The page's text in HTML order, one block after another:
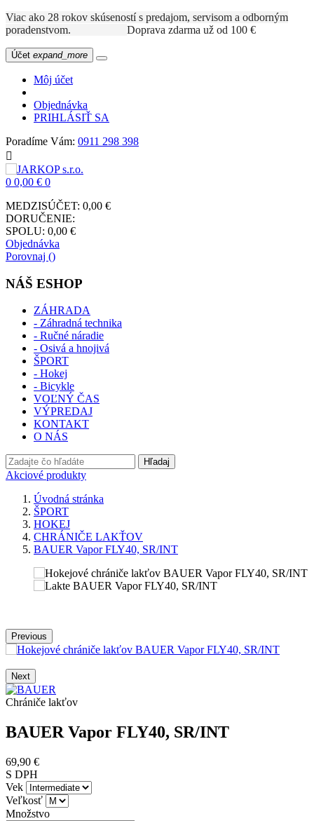
Viac ako 28 rokov skúseností s predajom, servisom a odborným
poradenstvom. Doprava zdarma už od 100 €
Účet expand_more
Môj účet
Objednávka
PRIHLÁSIŤ SA
Poradíme Vám: 0911 298 398

0 0,00 € 0
MEDZISÚČET: 0,00 €
DORUČENIE:
SPOLU: 0,00 €
Objednávka
Porovnaj ()
NÁŠ ESHOP
ZÁHRADA
- Záhradná technika
- Ručné náradie
- Osivá a hnojivá
ŠPORT
- Hokej
- Bicykle
VOĽNÝ ČAS
VÝPREDAJ
KONTAKT
O NÁS
Hľadaj
Akciové produkty
Úvodná stránka
ŠPORT
HOKEJ
CHRÁNIČE LAKŤOV
BAUER Vapor FLY40, SR/INT
Previous
Next
Chrániče lakťov
BAUER Vapor FLY40, SR/INT
69,90 €
S DPH
Vek
Veľkosť
Množstvo